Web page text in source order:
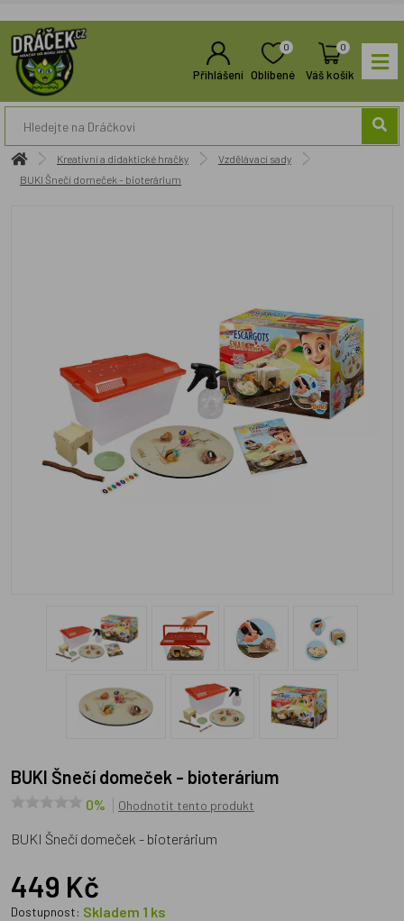
Přihlášení
0
Oblíbené
0
Váš košík
Kreativní a didaktické hračky
Vzdělávací sady
BUKI Šnečí domeček - bioterárium
BUKI Šnečí domeček - bioterárium
0% Ohodnotit tento produkt
BUKI Šnečí domeček - bioterárium
449 Kč
Dostupnost: Skladem 1 ks